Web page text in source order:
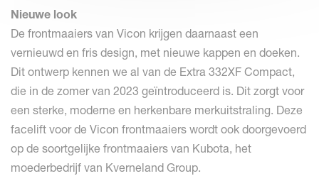
Nieuwe look
De frontmaaiers van Vicon krijgen daarnaast een
vernieuwd en fris design, met nieuwe kappen en doeken.
Dit ontwerp kennen we al van de Extra 332XF Compact,
die in de zomer van 2023 geïntroduceerd is. Dit zorgt voor
een sterke, moderne en herkenbare merkuitstraling. Deze
facelift voor de Vicon frontmaaiers wordt ook doorgevoerd
op de soortgelijke frontmaaiers van Kubota, het
moederbedrijf van Kverneland Group.